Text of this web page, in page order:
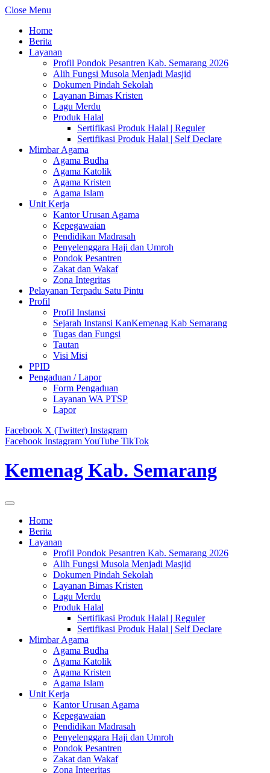
Close Menu
Home
Berita
Layanan
Profil Pondok Pesantren Kab. Semarang 2026
Alih Fungsi Musola Menjadi Masjid
Dokumen Pindah Sekolah
Layanan Bimas Kristen
Lagu Merdu
Produk Halal
Sertifikasi Produk Halal | Reguler
Sertifikasi Produk Halal | Self Declare
Mimbar Agama
Agama Budha
Agama Katolik
Agama Kristen
Agama Islam
Unit Kerja
Kantor Urusan Agama
Kepegawaian
Pendidikan Madrasah
Penyelenggara Haji dan Umroh
Pondok Pesantren
Zakat dan Wakaf
Zona Integritas
Pelayanan Terpadu Satu Pintu
Profil
Profil Instansi
Sejarah Instansi KanKemenag Kab Semarang
Tugas dan Fungsi
Tautan
Visi Misi
PPID
Pengaduan / Lapor
Form Pengaduan
Layanan WA PTSP
Lapor
Facebook X (Twitter) Instagram
Facebook InstagramYouTube TikTok
Kemenag Kab. Semarang
Home
Berita
Layanan
Profil Pondok Pesantren Kab. Semarang 2026
Alih Fungsi Musola Menjadi Masjid
Dokumen Pindah Sekolah
Layanan Bimas Kristen
Lagu Merdu
Produk Halal
Sertifikasi Produk Halal | Reguler
Sertifikasi Produk Halal | Self Declare
Mimbar Agama
Agama Budha
Agama Katolik
Agama Kristen
Agama Islam
Unit Kerja
Kantor Urusan Agama
Kepegawaian
Pendidikan Madrasah
Penyelenggara Haji dan Umroh
Pondok Pesantren
Zakat dan Wakaf
Zona Integritas